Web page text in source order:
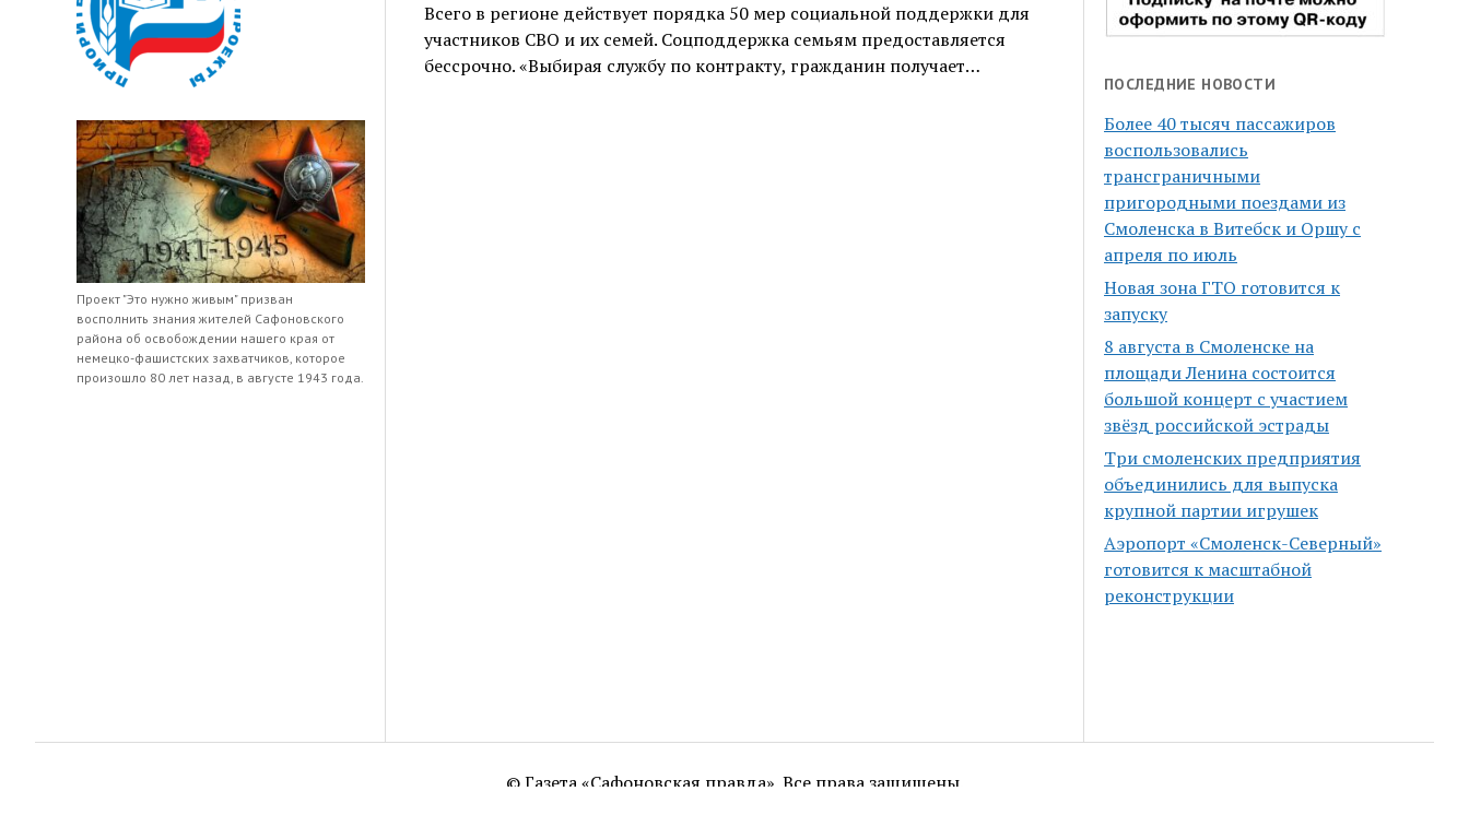
Проект "Это нужно живым" призван
восполнить знания жителей Сафоновского
района об освобождении нашего края от
немецко-фашистских захватчиков, которое
произошло 80 лет назад, в августе 1943 года.
Всего в регионе действует порядка 50 мер социальной поддержки для
участников СВО и их семей. Соцподдержка семьям предоставляется
бессрочно. «Выбирая службу по контракту, гражданин получает…
ПОСЛЕДНИЕ НОВОСТИ
Более 40 тысяч пассажиров
воспользовались
трансграничными
пригородными поездами из
Смоленска в Витебск и Оршу с
апреля по июль
Новая зона ГТО готовится к
запуску
8 августа в Смоленске на
площади Ленина состоится
большой концерт с участием
звёзд российской эстрады
Три смоленских предприятия
объединились для выпуска
крупной партии игрушек
Аэропорт «Смоленск-Северный»
готовится к масштабной
реконструкции
© Газета «Сафоновская правда». Все права защищены.